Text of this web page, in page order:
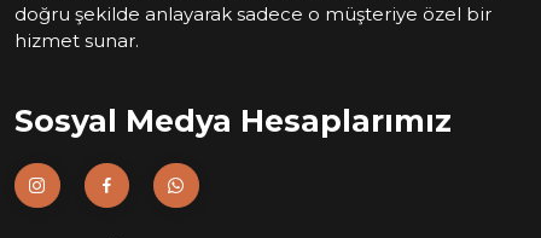
doğru şekilde anlayarak sadece o müşteriye özel bir
hizmet sunar.
Sosyal Medya Hesaplarımız